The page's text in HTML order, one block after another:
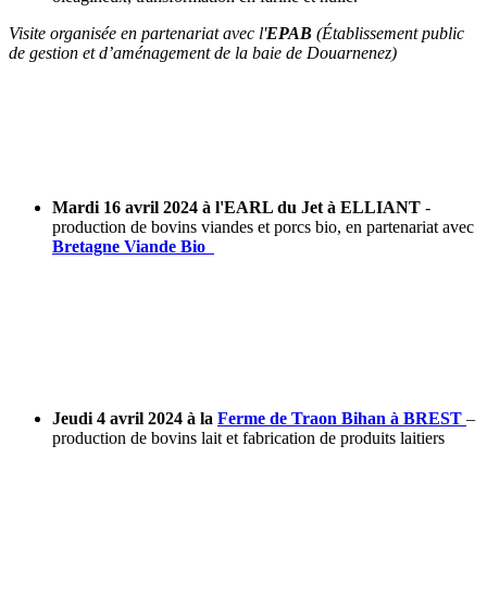
Visite organisée en partenariat avec l'EPAB (Établissement public
de gestion et d’aménagement de la baie de Douarnenez)
Mardi 16 avril 2024 à l'EARL du Jet à ELLIANT -
production de bovins viandes et porcs bio, en partenariat avec
Bretagne Viande Bio
Jeudi 4 avril 2024 à la Ferme de Traon Bihan à BREST –
production de bovins lait et fabrication de produits laitiers